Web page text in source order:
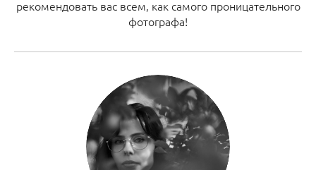
рекомендовать вас всем, как самого проницательного
фотографа!